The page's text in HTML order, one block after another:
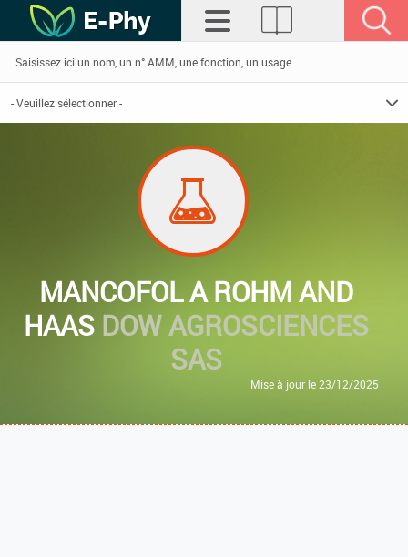
MANCOFOL A ROHM AND
HAAS DOW AGROSCIENCES
SAS
Mise à jour le 23/12/2025